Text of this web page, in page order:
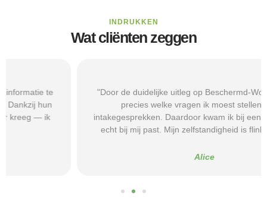
INDRUKKEN
Wat cliënten zeggen
"Door de duidelijke uitleg op Beschermd-Wonen.nl wist ik
precies welke vragen ik moest stellen tijdens
intakegesprekken. Daardoor kwam ik bij een aanbieder die
echt bij mij past. Mijn zelfstandigheid is flink verbeterd."